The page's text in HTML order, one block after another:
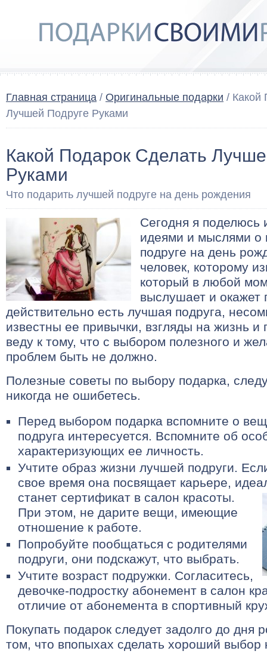
Главная страница / Оригинальные подарки / Какой
Лучшей Подруге Руками
Какой Подарок Сделать
Руками
Что подарить лучшей подруге на день рождения
Сегодня я поделюсь
идеями и мыслями о
подруге на день
человек, которому
который в любой
выслушает и
действительно есть лучшая подруга,
известны ее привычки, взгляды на жизнь и
веду к тому, что с выбором полезного и
проблем быть не должно.
Полезные советы по выбору подарка,
никогда не ошибетесь.
Перед выбором подарка вспомните о
подруга интересуется. Вспомните об
характеризующих ее личность.
Учтите образ жизни лучшей подруги.
свое время она посвящает карьере,
станет сертификат в салон красоты.
При этом, не дарите вещи, имеющие
отношение к работе.
Попробуйте пообщаться с родителями
подруги, они подскажут, что выбрать.
Учтите возраст подружки. Согласитесь,
девочке-подростку абонемент в салон
отличие от абонемента в спортивный
Покупать подарок следует задолго до дня
том, что впопыхах сделать хороший выбор